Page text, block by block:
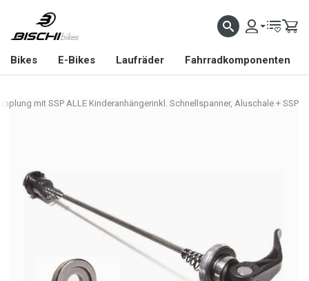
Bikes E-Bikes Laufräder Fahrradkomponenten
mit SSP ALLE Kinderanhängerinkl. Schnellspanner, Aluschale + SSP